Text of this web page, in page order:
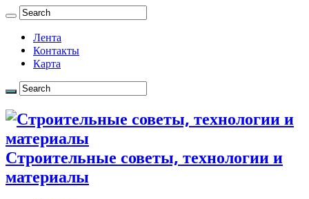
Лента
Контакты
Карта
Строительные советы, технологии и
материалы